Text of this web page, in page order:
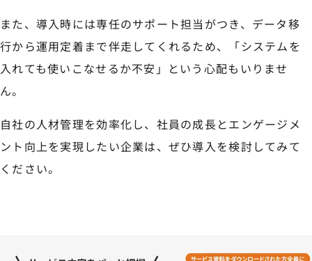
また、導入時には専任のサポート担当がつき、データ移
行から運用定着まで伴走してくれるため、「システムを
入れても使いこなせるか不安」という心配もいりませ
ん。
自社の人材管理を効率化し、社員の成長とエンゲージメ
ント向上を実現したい企業は、ぜひ導入を検討してみて
ください。